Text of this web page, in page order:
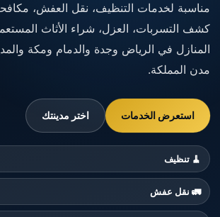
مناسبة لخدمات التنظيف، نقل العفش،
كشف التسربات، العزل، شراء الأثاث
المنازل في الرياض وجدة والدمام ومكة
مدن المملكة.
استعرض الخدمات اختر مدينتك
🧹 تنظيف
🚛 نقل عفش